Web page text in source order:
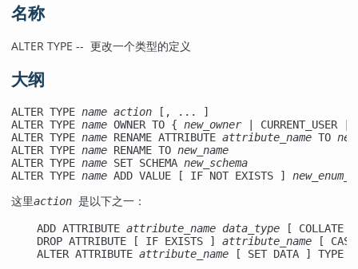
名称
ALTER TYPE -- 更改一个类型的定义
大纲
ALTER TYPE name action [, ... ]
ALTER TYPE name OWNER TO { new_owner | CURRENT_USER |
ALTER TYPE name RENAME ATTRIBUTE attribute_name TO
ALTER TYPE name RENAME TO new_name
ALTER TYPE name SET SCHEMA new_schema
ALTER TYPE name ADD VALUE [ IF NOT EXISTS ]
这里action 是以下之一：
    ADD ATTRIBUTE
attribute_name data_type [ COLLATE
    DROP ATTRIBUTE [ IF EXISTS ]
attribute_name [
    ALTER ATTRIBUTE
attribute_name [ SET DATA ] TYPE